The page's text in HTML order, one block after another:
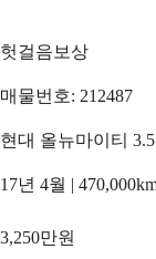
헛걸음보상
매물번호: 212487
현대 올뉴마이티
17년 4월 |
3,250만원